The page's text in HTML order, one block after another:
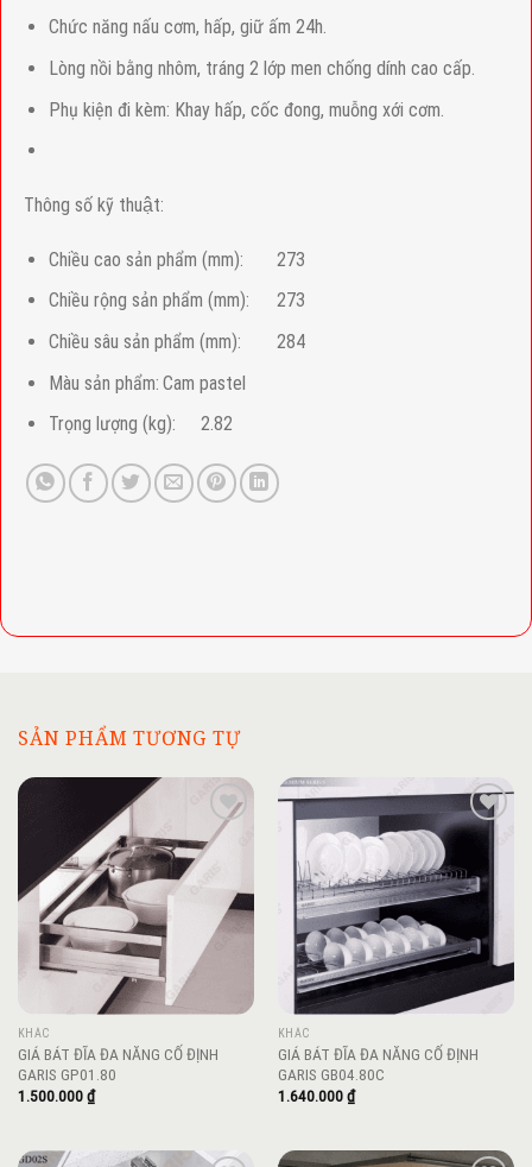
Chức năng nấu cơm, hấp, giữ ấm 24h.
Lòng nồi bằng nhôm, tráng 2 lớp men chống dính cao cấp.
Phụ kiện đi kèm: Khay hấp, cốc đong, muỗng xới cơm.
Thông số kỹ thuật:
Chiều cao sản phẩm (mm):
273
Chiều rộng sản phẩm (mm):
273
Chiều sâu sản phẩm (mm):
284
Màu sản phẩm: Cam pastel
Trọng lượng (kg):
2.82
SẢN PHẨM TƯƠNG TỰ
Add to
wishlist
KHÁC
GIÁ BÁT ĐĨA ĐA NĂNG CỐ ĐỊNH
GARIS GP01.80
1.500.000₫
KHÁC
GIÁ BÁT ĐĨA ĐA NĂNG CỐ ĐỊNH
GARIS GB04.80C
1.640.000₫